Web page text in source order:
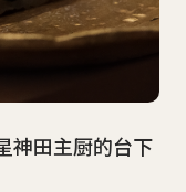
神田主厨的台下